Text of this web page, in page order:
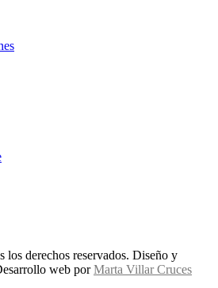
derechos reservados. Diseño y
web porMarta Villar Cruces